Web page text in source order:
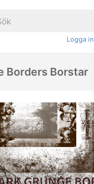
Logga in
Borders Borstar